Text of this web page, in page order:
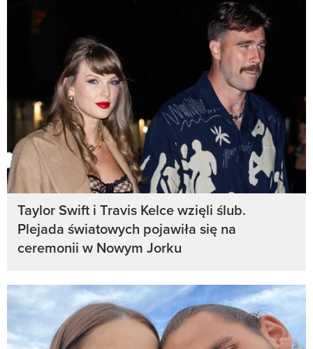
Taylor Swift i Travis Kelce wzięli ślub.
Plejada światowych pojawiła się na
ceremonii w Nowym Jorku